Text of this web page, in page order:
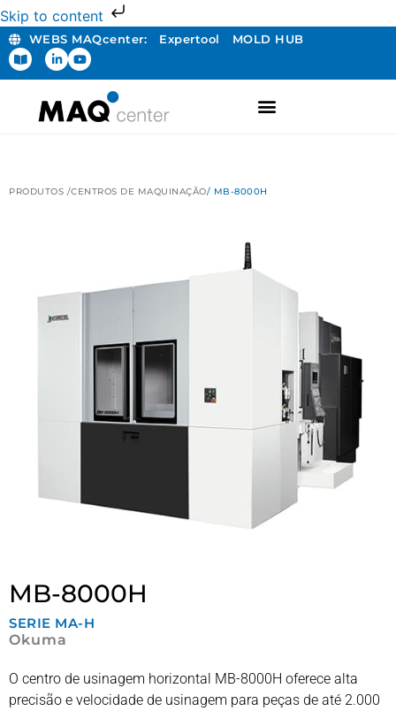
Skip to content
WEBS MAQcenter: Expertool MOLD HUB
PRODUTOS /CENTROS DE MAQUINAÇÃO/ MB-8000H
MB-8000H
SERIE MA-H
Okuma
O centro de usinagem horizontal MB-8000H oferece alta
precisão e velocidade de usinagem para peças de até 2.000